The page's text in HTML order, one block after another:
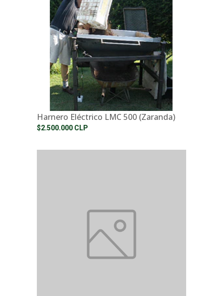
Harnero Eléctrico LMC 500 (Zaranda)
$2.500.000 CLP